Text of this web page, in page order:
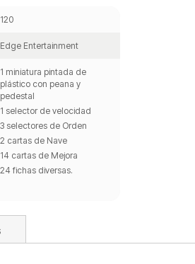
120
Edge Entertainment
1 miniatura pintada de
plástico con peana y
pedestal
1 selector de velocidad
3 selectores de Orden
2 cartas de Nave
14 cartas de Mejora
24 fichas diversas.